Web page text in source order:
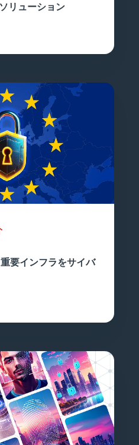
リューション
要インフラをサイバ